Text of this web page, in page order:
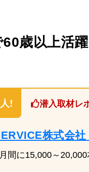
60歳以上活
! 潜入取材レ
株式会
間に15,000～